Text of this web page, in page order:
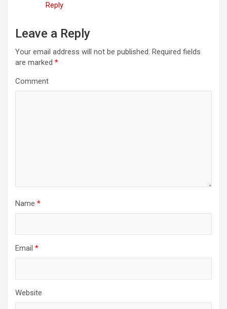
Reply
Leave a Reply
Your email address will not be published. Required fields
are marked *
Comment
Name *
Email *
Website